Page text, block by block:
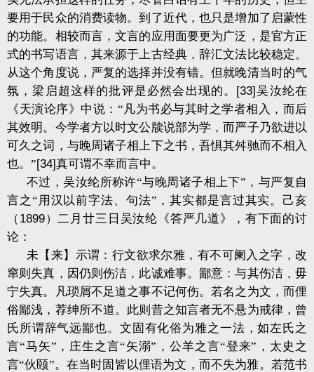
要用于民众的消费读物。到了近代，也只是增加了启蒙性
的功能。相较而言，文言的应用面要更为广泛，是官方正
式的书写语言，其来源于上古经典，辞汇文法比较稳定。
从这个角度说，严复的选择并没有错。但就晚清当时的气
氛，梁启超这样的批评是必然会出现的。 [33]吴汝纶在
《天演论序》中说：“凡为书必与其时之学者相入，而后
其效明。今学者方以时文公牍说部为学，而严子乃欲进以
可久之词，与晚周诸子相上下之书，吾惧其舛驰而不相入
也。”[34]真可谓不幸而言中。
不过，吴汝纶所称许“与晚周诸子相上下”，与严复自
言之“用汉以前字法、句法”，其实都是言过其实。己亥
（ 1899）二月廿三日吴汝纶《答严几道》，有下面的讨
论：
未【来】示谓：行文欲求尔雅，有不可阑入之字，改
窜则失真，因仍则伤洁，此诚难事。鄙意：与其伤洁，毋
宁失真。凡琐屑不足道之事不记何伤。若名之为文，而俚
俗鄙浅，荐绅所不道。此则昔之知言者无不悬为戒律，曾
氏所谓辞气远鄙也。文固有化俗为雅之一法，如左氏之
言“马矢”，庄生之言“矢溺”，公羊之言“登来”，太史之
言“伙颐”。在当时固皆以俚语为文，而不失为雅。若范书